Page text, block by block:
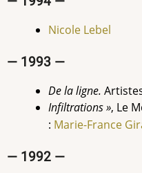
Nicole Lebel
— 1993 —
De la ligne.
Infiltrations », Le
: Marie-France
— 1992 —